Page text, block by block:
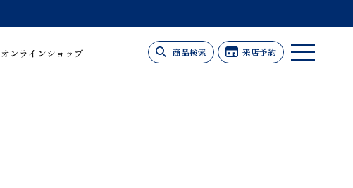
オンラインショップ 商品検索 来店予約